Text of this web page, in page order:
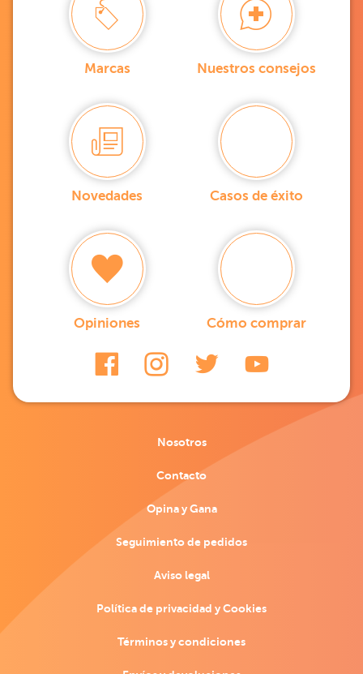
Marcas Nuestros consejos
Novedades Casos de éxito
Opiniones Cómo comprar
Nosotros
Contacto
Opina y Gana
Seguimiento de pedidos
Aviso legal
Política de privacidad y Cookies
Términos y condiciones